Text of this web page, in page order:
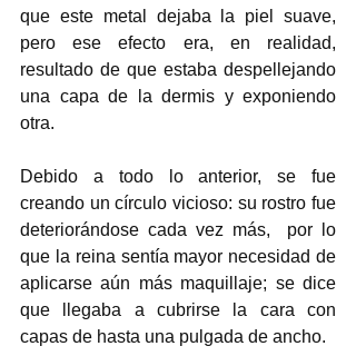
que este metal dejaba la piel suave,
pero ese efecto era, en realidad,
resultado de que estaba despellejando
una capa de la dermis y exponiendo
otra.
Debido a todo lo anterior, se fue
creando un círculo vicioso: su rostro fue
deteriorándose cada vez más,  por lo
que la reina sentía mayor necesidad de
aplicarse aún más maquillaje; se dice
que llegaba a cubrirse la cara con
capas de hasta una pulgada de ancho.